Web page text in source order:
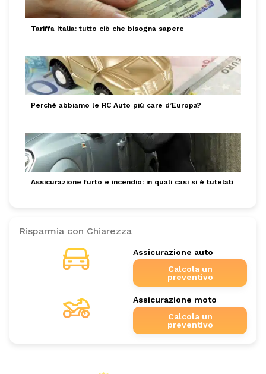
Tariffa Italia: tutto ciò che bisogna sapere
Perché abbiamo le RC Auto più care d’Europa?
Assicurazione furto e incendio: in quali casi si è tutelati
Risparmia con Chiarezza
Assicurazione auto
Calcola un
preventivo
Assicurazione moto
Calcola un
preventivo